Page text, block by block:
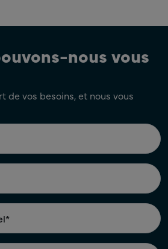
nous vous
de vos besoins, et nous vous